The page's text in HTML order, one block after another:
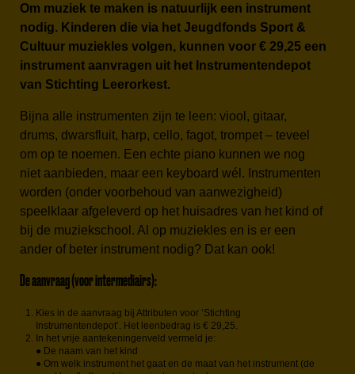
Om muziek te maken is natuurlijk een instrument
nodig. Kinderen die via het Jeugdfonds Sport &
Cultuur muziekles volgen, kunnen voor € 29,25 een
instrument aanvragen uit het Instrumentendepot
van Stichting Leerorkest.
Bijna alle instrumenten zijn te leen: viool, gitaar,
drums, dwarsfluit, harp, cello, fagot, trompet – teveel
om op te noemen. Een echte piano kunnen we nog
niet aanbieden, maar een keyboard wél. Instrumenten
worden (onder voorbehoud van aanwezigheid)
speelklaar afgeleverd op het huisadres van het kind of
bij de muziekschool. Al op muziekles en is er een
ander of beter instrument nodig? Dat kan ook!
De aanvraag (voor intermediairs):
Kies in de aanvraag bij Attributen voor ‘Stichting
Instrumentendepot’. Het leenbedrag is € 29,25.
In het vrije aantekeningenveld vermeld je:
● De naam van het kind
● Om welk instrument het gaat en de maat van het instrument (de